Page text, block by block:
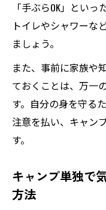
「手ぶらOK」とい
トイレやシャワーな
ましょう。
また、事前に家族や
ておくことは、万一
す。自分の身を守る
注意を払い、キャン
す。
キャンプ単独で
方法